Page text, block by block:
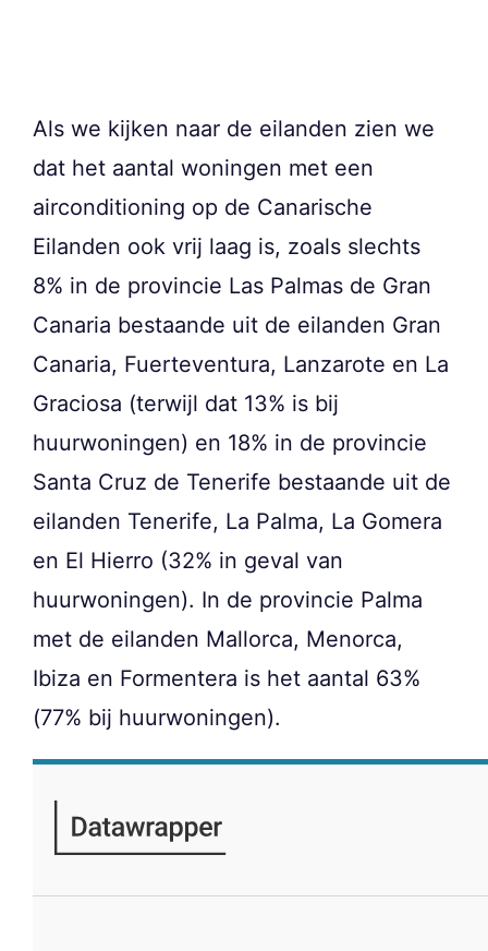
Als we kijken naar de eilanden zien we
dat het aantal woningen met een
airconditioning op de Canarische
Eilanden ook vrij laag is, zoals slechts
8% in de provincie Las Palmas de Gran
Canaria bestaande uit de eilanden Gran
Canaria, Fuerteventura, Lanzarote en La
Graciosa (terwijl dat 13% is bij
huurwoningen) en 18% in de provincie
Santa Cruz de Tenerife bestaande uit de
eilanden Tenerife, La Palma, La Gomera
en El Hierro (32% in geval van
huurwoningen). In de provincie Palma
met de eilanden Mallorca, Menorca,
Ibiza en Formentera is het aantal 63%
(77% bij huurwoningen).